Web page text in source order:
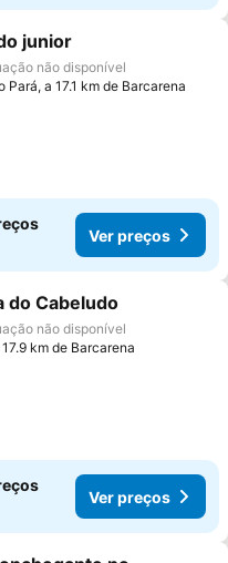
aos favoritos
junior
não disponível
Pará, a 17.1 km de Barcarena
Ver preços
aos favoritos
do Cabeludo
não disponível
km de Barcarena
Ver preços